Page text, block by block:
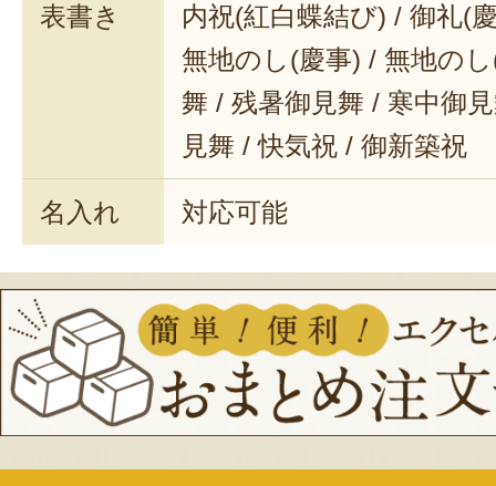
表書き
内祝(紅白蝶結び) / 御礼(
無地のし(慶事) / 無地の
舞 / 残暑御見舞 / 寒中御
見舞 / 快気祝 / 御新築祝
名入れ 対応可能